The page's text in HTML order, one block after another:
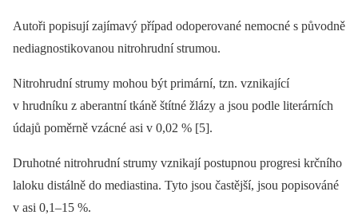
Autoři popisují zajímavý případ odoperované nemocné s původně
nediagnostikovanou nitrohrudní strumou.
Nitrohrudní strumy mohou být primární, tzn. vznikající
v hrudníku z aberantní tkáně štítné žlázy a jsou podle literárních
údajů poměrně vzácné asi v 0,02 % [5].
Druhotné nitrohrudní strumy vznikají postupnou progresi krčního
laloku distálně do mediastina. Tyto jsou častější, jsou popisováné
v asi 0,1–15 %.